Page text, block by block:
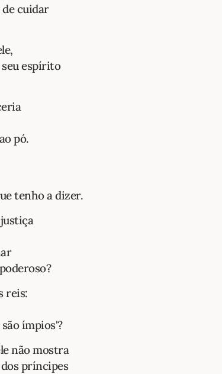
cuidar
espírito
pó.
tenho a dizer.
reis:
ímpios'?
não mostra
príncipes